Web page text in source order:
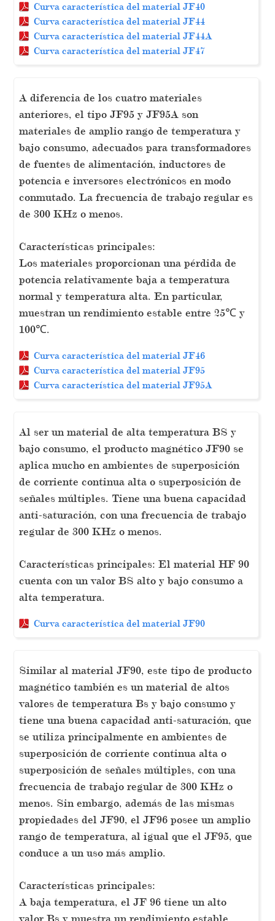
Curva característica del material JF40
Curva característica del material JF44
Curva característica del material JF44A
Curva característica del material JF47
A diferencia de los cuatro materiales
anteriores, el tipo JF95 y JF95A son
materiales de amplio rango de temperatura y
bajo consumo, adecuados para transformadores
de fuentes de alimentación, inductores de
potencia e inversores electrónicos en modo
conmutado. La frecuencia de trabajo regular es
de 300 KHz o menos.
Características principales:
Los materiales proporcionan una pérdida de
potencia relativamente baja a temperatura
normal y temperatura alta. En particular,
muestran un rendimiento estable entre 25℃ y
100℃.
Curva característica del material JF46
Curva característica del material JF95
Curva característica del material JF95A
Al ser un material de alta temperatura BS y
bajo consumo, el producto magnético JF90 se
aplica mucho en ambientes de superposición
de corriente continua alta o superposición de
señales múltiples. Tiene una buena capacidad
anti-saturación, con una frecuencia de trabajo
regular de 300 KHz o menos.
Características principales: El material HF 90
cuenta con un valor BS alto y bajo consumo a
alta temperatura.
Curva característica del material JF90
Similar al material JF90, este tipo de producto
magnético también es un material de altos
valores de temperatura Bs y bajo consumo y
tiene una buena capacidad anti-saturación, que
se utiliza principalmente en ambientes de
superposición de corriente continua alta o
superposición de señales múltiples, con una
frecuencia de trabajo regular de 300 KHz o
menos. Sin embargo, además de las mismas
propiedades del JF90, el JF96 posee un amplio
rango de temperatura, al igual que el JF95, que
conduce a un uso más amplio.
Características principales:
A baja temperatura, el JF 96 tiene un alto
valor Bs y muestra un rendimiento estable